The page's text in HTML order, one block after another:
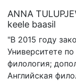
ANNA
keele baasil
"В 2015 году
Университете
филология;
Английская